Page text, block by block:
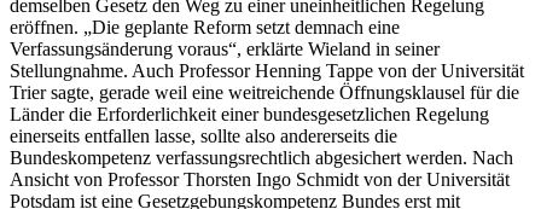
demselben Gesetz den Weg zu einer uneinheitlichen Regelung
eröffnen. „Die geplante Reform setzt demnach eine
Verfassungsänderung voraus“, erklärte Wieland in seiner
Stellungnahme. Auch Professor Henning Tappe von der Universität
Trier sagte, gerade weil eine weitreichende Öffnungsklausel für die
Länder die Erforderlichkeit einer bundesgesetzlichen Regelung
einerseits entfallen lasse, sollte also andererseits die
Bundeskompetenz verfassungsrechtlich abgesichert werden. Nach
Ansicht von Professor Thorsten Ingo Schmidt von der Universität
Potsdam ist eine Gesetzgebungskompetenz Bundes erst mit